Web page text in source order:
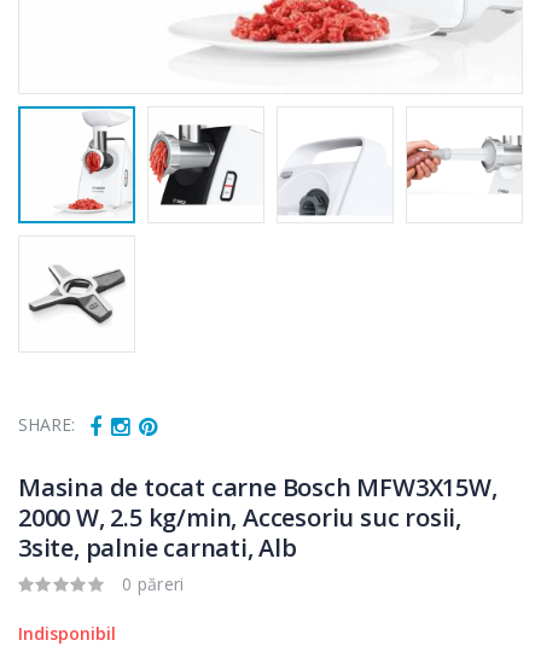
SHARE:
Masina de tocat carne Bosch MFW3X15W,
2000 W, 2.5 kg/min, Accesoriu suc rosii,
3site, palnie carnati, Alb
0 păreri
Indisponibil
microunde
Heinner ...
289,00 Lei
-33%
Espressor
automat
Heinner ...
799,00 Lei
-33%
Masina de tocat